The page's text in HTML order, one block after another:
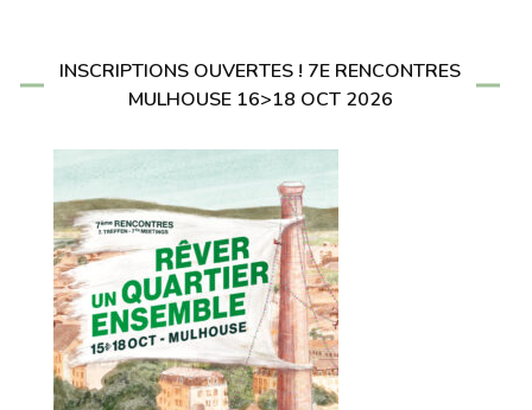
INSCRIPTIONS OUVERTES ! 7E RENCONTRES
MULHOUSE 16>18 OCT 2026